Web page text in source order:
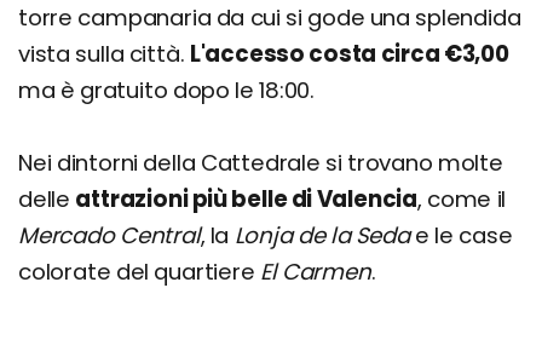
torre campanaria da cui si gode una splendida
vista sulla città. L'accesso costa circa €3,00
ma è gratuito dopo le 18:00.
Nei dintorni della Cattedrale si trovano molte
delle attrazioni più belle di Valencia, come il
Mercado Central, la Lonja de la Sedae le case
colorate del quartiere El Carmen.